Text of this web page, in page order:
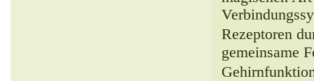
Rezeptoren
gemeinsame